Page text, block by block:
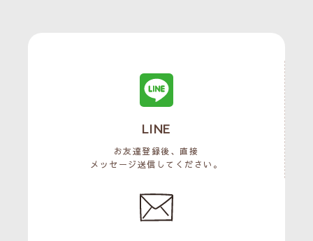
LINE
お友達登録後、直接
メッセージ送信してください。